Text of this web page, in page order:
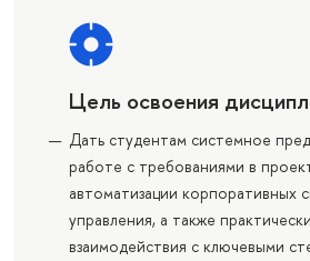
Цель освоения
Дать студентам системное
работе с требованиями в
автоматизации корпоративных
управления, а также
взаимодействия с ключевыми